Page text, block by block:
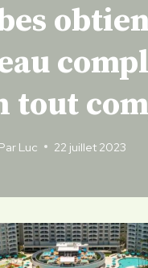
tout
Luc 22 juillet 2023